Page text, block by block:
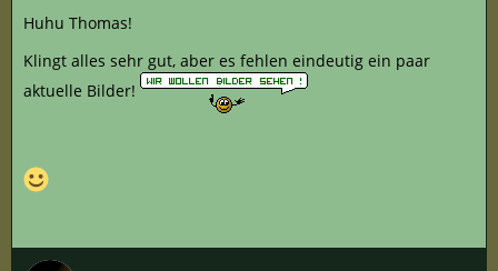
Huhu Thomas!
Klingt alles sehr gut, aber es fehlen eindeutig ein paar
aktuelle Bilder!